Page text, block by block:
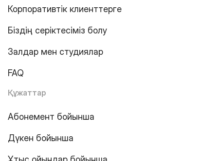
Корпоративтік клиенттерге
Біздің серіктесіміз болу
Залдар мен студиялар
FAQ
Құжаттар
Абонемент бойынша
Дүкен бойынша